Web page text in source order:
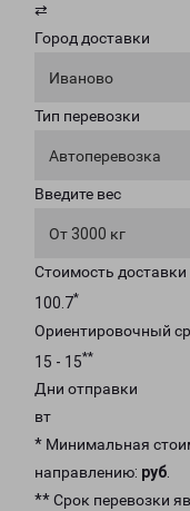
⇄
Город доставки
Иваново
Тип перевозки
Автоперевозка
Введите вес
От 3000 кг
Стоимость
100.7*
Ориентировочный
15 - 15**
Дни отправки
вт
* Минимальная
направлению: руб.
** Срок перевозки